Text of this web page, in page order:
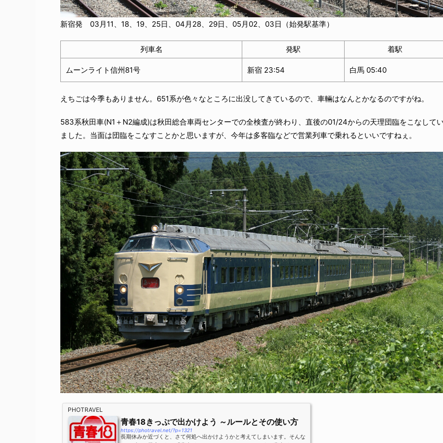
新宿発 03月11、18、19、25日、04月28、29日、05月02、03日（始発駅基準）
列車名 発駅 着駅
ムーンライト信州81号 新宿 23:54 白馬 05:40
えちごは今季もありません。651系が色々なところに出没してきているので、車輛はなんとかなるのですがね。
583系秋田車(N1＋N2編成)は秋田総合車両センターでの全検査が終わり、直後の01/24からの天理団臨をこなして
ました。当面は団臨をこなすことかと思いますが、今年は多客臨などで営業列車で乗れるといいですねぇ。
PHOTRAVEL
青春18きっぷで出かけよう ～ルールとその使い方
https://photravel.net/?p=1321
長期休みか近づくと、さて何処へ出かけようかと考えてしまいます。そんな